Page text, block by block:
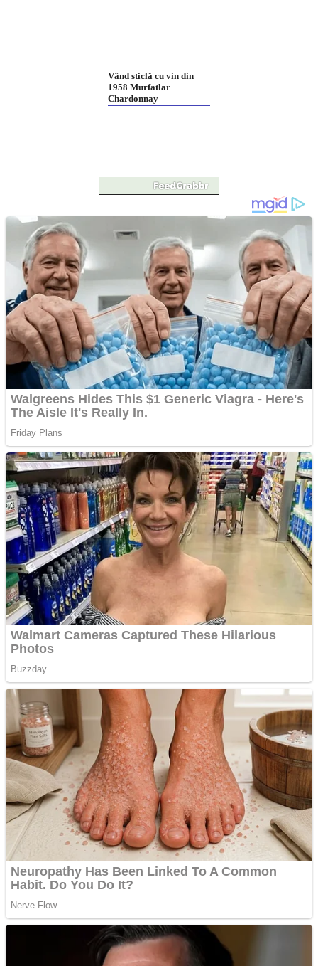
Vând sticlă cu vin din
1958 Murfatlar
Chardonnay
Împrumut si investitii
Ofera def între special
Vând domeniu+website
de publicitate de tip
Adsense
Pastorul Liviu Radu a
trecut la Domnul
Anchetă incendiară la
Gherla, polițist acuzat de
Covid-19: 755 de cazuri
noi în România
Răcitor de apă CW5000
pentru freze cu laser fără
metale
metale